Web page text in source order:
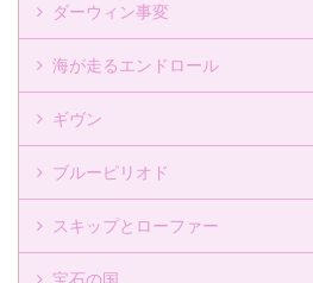
ダーウィン事変
海が走るエンドロール
ギヴン
ブルーピリオド
スキップとローファー